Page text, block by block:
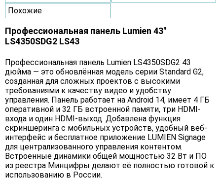
Похожие
Профессиональная панель Lumien 43"
LS4350SDG2 LS43
Профессиональная панель Lumien LS4350SDG2 43
дюйма — это обновлённая модель серии Standard G2,
созданная для сложных проектов с высокими
требованиями к качеству видео и удобству
управления. Панель работает на Android 14, имеет 4 ГБ
оперативной и 32 ГБ встроенной памяти, три HDMI-
входа и один HDMI-выход. Добавлена функция
скриншеринга с мобильных устройств, удобный веб-
интерфейс и бесплатное приложение LUMIEN Signage
для централизованного управления контентом.
Встроенные динамики общей мощностью 32 Вт и ПО
из реестра Минцифры делают её полностью готовой к
использованию в России.